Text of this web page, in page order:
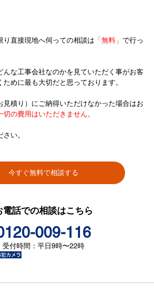
り直接現地へ伺っての相談は 「無料」 で行っ
んな工事会社なのかを見ていただく事がお客
めに最も大切だと思っております。
見積り）にご納得いただけなかった場合はお
切の費用はいただきません。
い。
今すぐ無料で相談する
電話での相談はこちら
009-116
受付時間：平日9時〜22時
犯カメラ